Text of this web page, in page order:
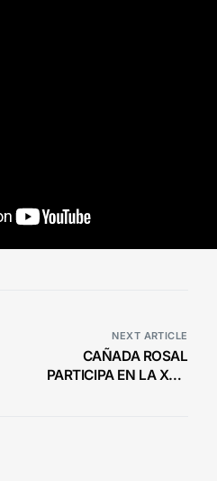
NEXT ARTICLE
CAÑADA ROSAL
PARTICIPA EN LA XXX